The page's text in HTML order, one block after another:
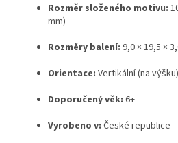
Rozměr složeného motivu:
mm)
Rozměry balení: 9,0 × 19,5 ×
Orientace: Vertikální (na výšku)
Doporučený věk: 6+
Vyrobeno v: České republice